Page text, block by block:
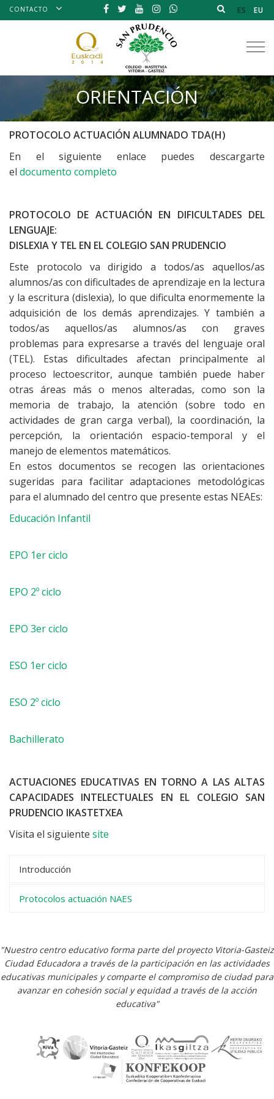
CONTACTO ES EU
ORIENTACIÓN
PROTOCOLO ACTUACIÓN ALUMNADO TDA(H)
En el siguiente enlace puedes descargarte
el documento completo
PROTOCOLO DE ACTUACIÓN EN DIFICULTADES DEL
LENGUAJE:
DISLEXIA Y TEL EN EL COLEGIO SAN PRUDENCIO
Este protocolo va dirigido a todos/as aquellos/as
alumnos/as con dificultades de aprendizaje en la lectura
y la escritura (dislexia), lo que dificulta enormemente la
adquisición de los demás aprendizajes. Y también a
todos/as aquellos/as alumnos/as con graves
problemas para expresarse a través del lenguaje oral
(TEL). Estas dificultades afectan principalmente al
proceso lectoescritor, aunque también puede haber
otras áreas más o menos alteradas, como son la
memoria de trabajo, la atención (sobre todo en
actividades de gran carga verbal), la coordinación, la
percepción, la orientación espacio-temporal y el
manejo de elementos matemáticos.
En estos documentos se recogen las orientaciones
sugeridas para facilitar adaptaciones metodológicas
para el alumnado del centro que presente estas NEAEs:
Educación Infantil
EPO 1er ciclo
EPO 2º ciclo
EPO 3er ciclo
ESO 1er ciclo
ESO 2º ciclo
Bachillerato
ACTUACIONES EDUCATIVAS EN TORNO A LAS ALTAS
CAPACIDADES INTELECTUALES EN EL COLEGIO SAN
PRUDENCIO IKASTETXEA
Visita el siguiente site
Introducción
Protocolos actuación NAES
"Nuestro centro educativo forma parte del proyecto Vitoria-Gasteiz
Ciudad Educadora a través de la participación en las actividades
educativas municipales y comparte el compromiso de ciudad para
avanzar en cohesión social y equidad a través de la acción
educativa"